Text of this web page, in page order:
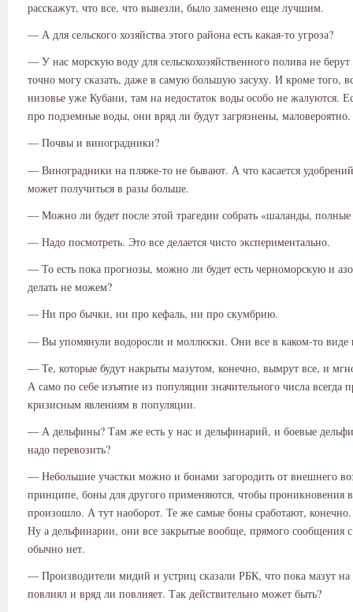
расскажут, что все, что вывезли, было заменено еще лучшим.
— А для сельского хозяйства этого района есть какая-то угроза?
— У нас морскую воду для сельскохозяйственного полива не берут
точно могу сказать, даже в самую большую засуху. И кроме того,
низовье уже Кубани, там на недостаток воды особо не жалуются.
про подземные воды, они вряд ли будут загрязнены, маловероятно.
— Почвы и виноградники?
— Виноградники на пляже-то не бывают. А что касается
может получиться в разы больше.
— Можно ли будет после этой трагедии собрать «шаланды, полные
— Надо посмотреть. Это все делается чисто экспериментально.
— То есть пока прогнозы, можно ли будет есть черноморскую и
делать не можем?
— Ни про бычки, ни про кефаль, ни про скумбрию.
— Вы упомянули водоросли и моллюски. Они все в каком-то виде
— Те, которые будут накрыты мазутом, конечно, вымрут все, и
А само по себе изъятие из популяции значительного числа всегда
кризисным явлениям в популяции.
— А дельфины? Там же есть у нас и дельфинарий, и боевые
надо перевозить?
— Небольшие участки можно и бонами загородить от внешнего
принципе, боны для другого применяются, чтобы проникновения
произошло. А тут наоборот. Те же самые боны сработают,
Ну а дельфинарии, они все закрытые вообще, прямого сообщения
обычно нет.
— Производители мидий и устриц сказали РБК, что пока мазут на
повлиял и вряд ли повлияет. Так действительно может быть?